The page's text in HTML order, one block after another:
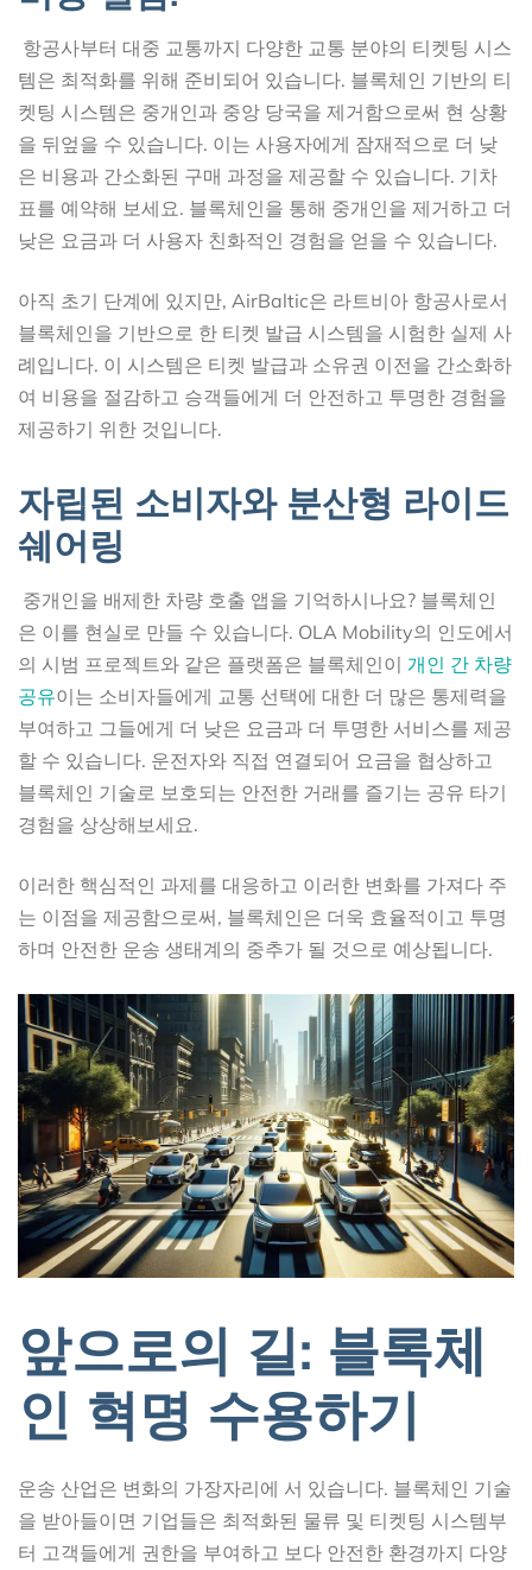
항공사부터 대중 교통까지 다양한 교통 분야의 티켓팅 시스
템은 최적화를 위해 준비되어 있습니다. 블록체인 기반의 티
켓팅 시스템은 중개인과 중앙 당국을 제거함으로써 현 상황
을 뒤엎을 수 있습니다. 이는 사용자에게 잠재적으로 더 낮
은 비용과 간소화된 구매 과정을 제공할 수 있습니다. 기차
표를 예약해 보세요. 블록체인을 통해 중개인을 제거하고 더
낮은 요금과 더 사용자 친화적인 경험을 얻을 수 있습니다.
아직 초기 단계에 있지만, AirBaltic은 라트비아 항공사로서
블록체인을 기반으로 한 티켓 발급 시스템을 시험한 실제 사
례입니다. 이 시스템은 티켓 발급과 소유권 이전을 간소화하
여 비용을 절감하고 승객들에게 더 안전하고 투명한 경험을
제공하기 위한 것입니다.
자립된 소비자와 분산형 라이드
쉐어링
중개인을 배제한 차량 호출 앱을 기억하시나요? 블록체인
은 이를 현실로 만들 수 있습니다. OLA Mobility의 인도에서
의 시범 프로젝트와 같은 플랫폼은 블록체인이 개인 간 차량
공유이는 소비자들에게 교통 선택에 대한 더 많은 통제력을
부여하고 그들에게 더 낮은 요금과 더 투명한 서비스를 제공
할 수 있습니다. 운전자와 직접 연결되어 요금을 협상하고
블록체인 기술로 보호되는 안전한 거래를 즐기는 공유 타기
경험을 상상해보세요.
이러한 핵심적인 과제를 대응하고 이러한 변화를 가져다 주
는 이점을 제공함으로써, 블록체인은 더욱 효율적이고 투명
하며 안전한 운송 생태계의 중추가 될 것으로 예상됩니다.
앞으로의 길: 블록체
인 혁명 수용하기
운송 산업은 변화의 가장자리에 서 있습니다. 블록체인 기술
을 받아들이면 기업들은 최적화된 물류 및 티켓팅 시스템부
터 고객들에게 권한을 부여하고 보다 안전한 환경까지 다양